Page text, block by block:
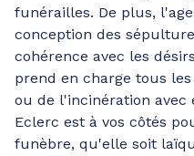
funérailles. De plus,
conception des
cohérence avec les
prend en charge tous
ou de l'incinération avec
Eclerc est à vos côtés
funèbre, qu'elle soit